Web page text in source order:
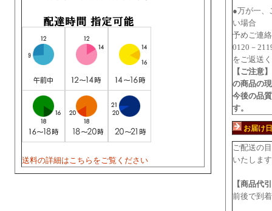
送料の詳細はこちらをご覧ください
●万が一、
い場合
予めご連
0120－
をご返送
【ご注意
の商品の
今後の品
す。
お届け
ご配送の
いたしま
【商品代
前後で到